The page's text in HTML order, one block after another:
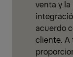
venta y
acuerdo
cliente. A